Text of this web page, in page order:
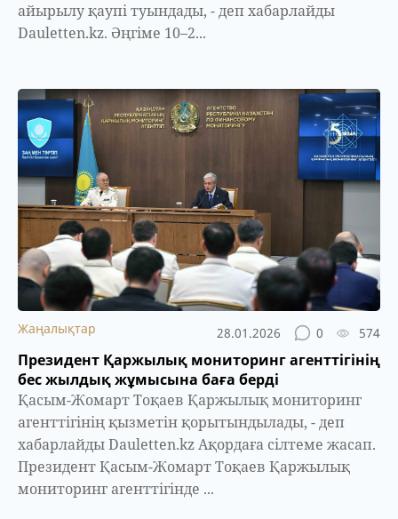
айырылу қаупі туындады, - деп хабарлайды
Dauletten.kz. Әңгіме 10–2...
Жаңалықтар 28.01.2026 0 574
Президент Қаржылық мониторинг агенттігінің
бес жылдық жұмысына баға берді
Қасым-Жомарт Тоқаев Қаржылық мониторинг
агенттігінің қызметін қорытындылады, - деп
хабарлайды Dauletten.kz Ақордаға сілтеме жасап.
Президент Қасым-Жомарт Тоқаев Қаржылық
мониторинг агенттігінде ...